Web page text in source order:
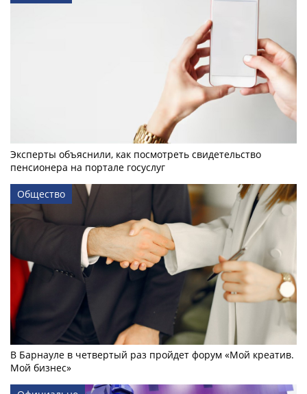
Эксперты объяснили, как посмотреть свидетельство
пенсионера на портале госуслуг
Общество
В Барнауле в четвертый раз пройдет форум «Мой креатив.
Мой бизнес»